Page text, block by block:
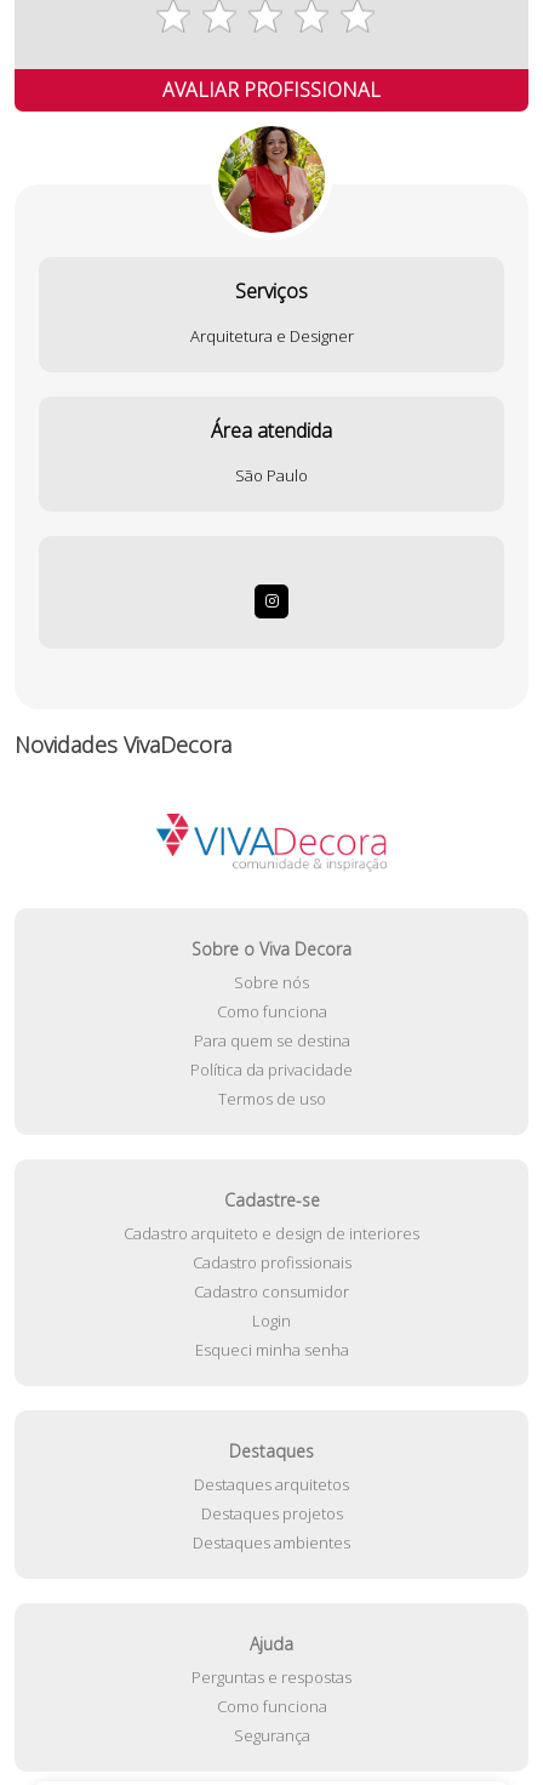
AVALIAR PROFISSIONAL
Serviços
Arquitetura e Designer
Área atendida
São Paulo
Novidades VivaDecora
Sobre o Viva Decora
Sobre nós
Como funciona
Para quem se destina
Política da privacidade
Termos de uso
Cadastre-se
Cadastro arquiteto e design de interiores
Cadastro profissionais
Cadastro consumidor
Login
Esqueci minha senha
Destaques
Destaques arquitetos
Destaques projetos
Destaques ambientes
Ajuda
Perguntas e respostas
Como funciona
Segurança